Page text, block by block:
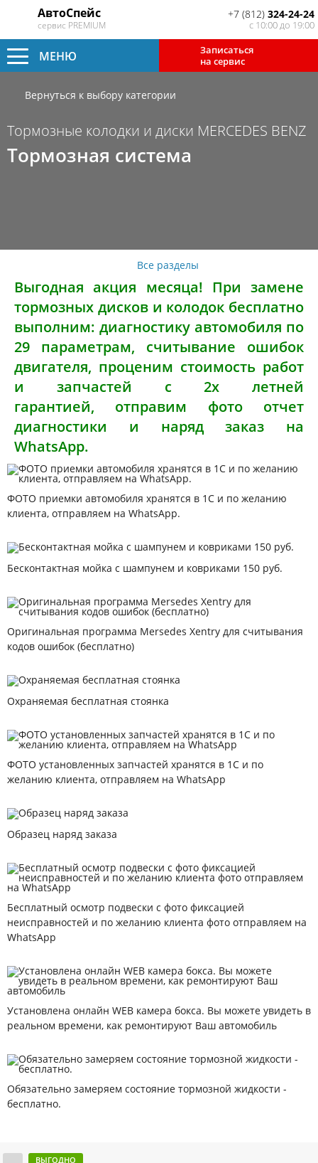
АвтоСпейс
сервис PREMIUM
+7 (812) 324-24-24
с 10:00 до 19:00
Записаться
на сервис
МЕНЮ
Вернуться к выбору категории
Тормозные колодки и диски MERCEDES BENZ
Тормозная система
Все разделы
Выгодная акция месяца! При замене
тормозных дисков и колодок бесплатно
выполним: диагностику автомобиля по
29 параметрам, считывание ошибок
двигателя, проценим стоимость работ
и запчастей с 2х летней
гарантией, отправим фото отчет
диагностики и наряд заказ на
WhatsApp.
ФОТО приемки автомобиля хранятся в 1С и по желанию
клиента, отправляем на WhatsApp.
Бесконтактная мойка с шампунем и ковриками 150 руб.
Оригинальная программа Mersedes Xentry для считывания
кодов ошибок (бесплатно)
Охраняемая бесплатная стоянка
ФОТО установленных запчастей хранятся в 1С и по
желанию клиента, отправляем на WhatsApp
Образец наряд заказа
Бесплатный осмотр подвески с фото фиксацией
неисправностей и по желанию клиента фото отправляем на
WhatsApp
Установлена онлайн WEB камера бокса. Вы можете увидеть в
реальном времени, как ремонтируют Ваш автомобиль
Обязательно замеряем состояние тормозной жидкости -
бесплатно.
ВЫГОДНО